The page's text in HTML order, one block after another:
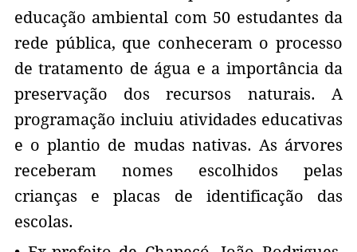
educação ambiental com 50 estudantes da
rede pública, que conheceram o processo
de tratamento de água e a importância da
preservação dos recursos naturais. A
programação incluiu atividades educativas
e o plantio de mudas nativas. As árvores
receberam nomes escolhidos pelas
crianças e placas de identificação das
escolas.